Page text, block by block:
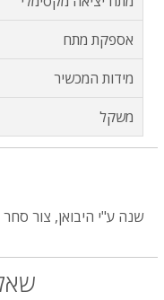
אספקת מתח
מידות המכשיר
משקל
שנה ע"י היבואן, צור סחר